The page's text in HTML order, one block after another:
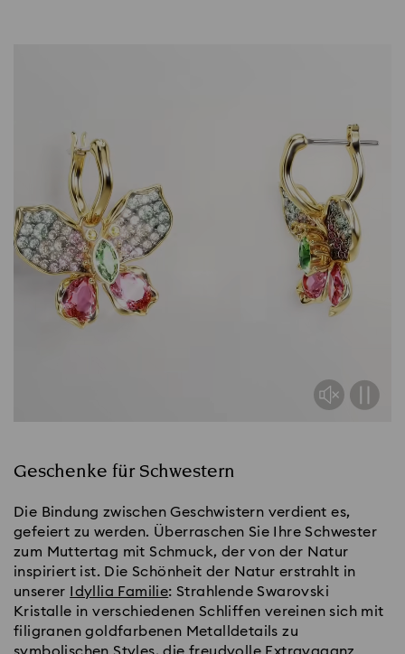
Geschenke für Schwestern
Die Bindung zwischen Geschwistern verdient es,
gefeiert zu werden. Überraschen Sie Ihre Schwester
zum Muttertag mit Schmuck, der von der Natur
inspiriert ist. Die Schönheit der Natur erstrahlt in
unserer
Idyllia Familie: Strahlende Swarovski
Kristalle in verschiedenen Schliffen vereinen sich mit
filigranen goldfarbenen Metalldetails zu